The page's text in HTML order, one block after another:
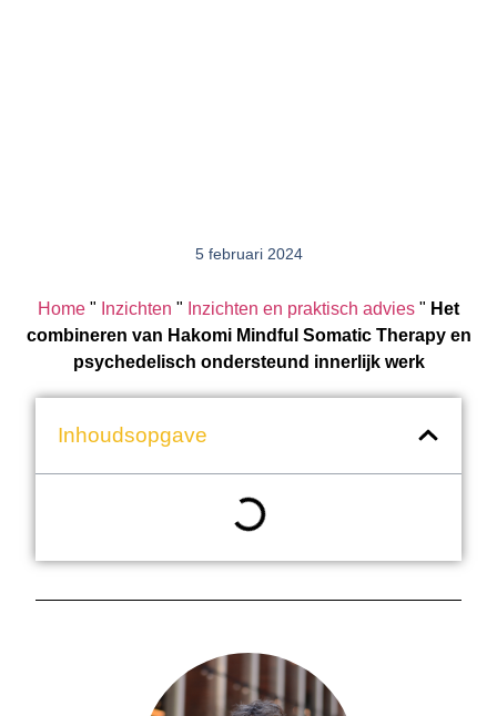
5 februari 2024
Home " Inzichten " Inzichten en praktisch advies " Het
combineren van Hakomi Mindful Somatic Therapy en
psychedelisch ondersteund innerlijk werk
Inhoudsopgave